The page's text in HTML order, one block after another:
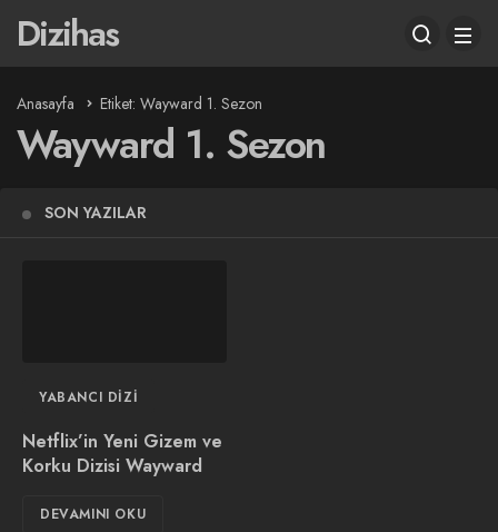
Dizihas
Anasayfa Etiket: Wayward 1. Sezon
Wayward 1. Sezon
SON YAZILAR
YABANCI DIZI
Netflix’in Yeni Gizem ve
Korku Dizisi Wayward
DEVAMINI OKU